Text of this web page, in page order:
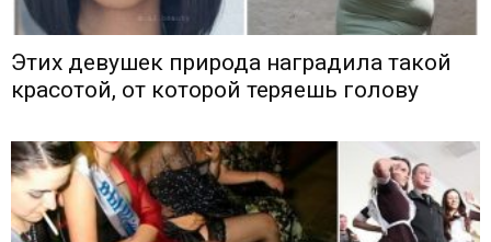
Этих девушек природа наградила такой
красотой, от которой теряешь голову